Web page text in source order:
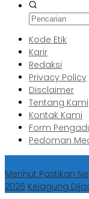
Kode Etik
Karir
Redaksi
Privacy Policy
Disclaimer
Tentang Kami
Kontak Kami
Form
Pedoman
Menhut Pastikan
2026 Kejagung